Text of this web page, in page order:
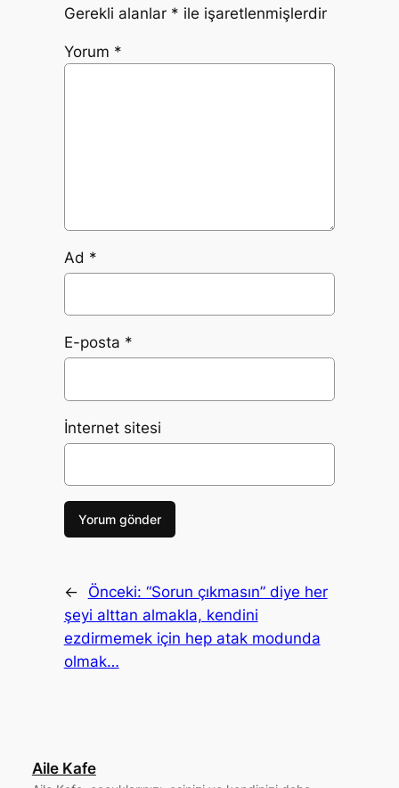
Gerekli alanlar * ile işaretlenmişlerdir
Yorum *
Ad *
E-posta *
İnternet sitesi
← Önceki: “Sorun çıkmasın” diye her
şeyi alttan almakla, kendini
ezdirmemek için hep atak modunda
olmak…
Aile Kafe